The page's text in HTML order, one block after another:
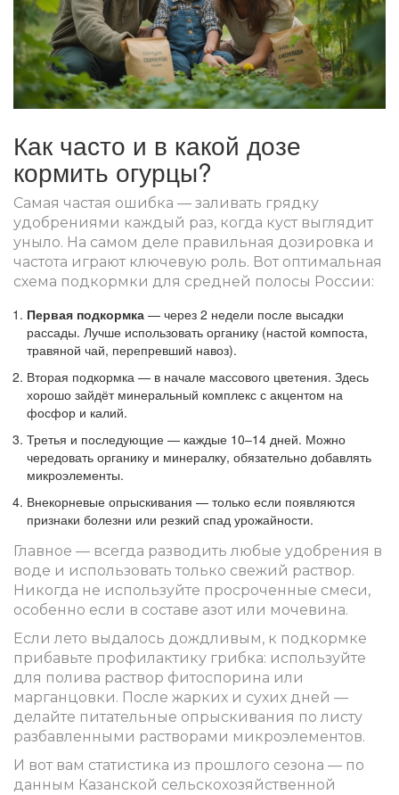
Как часто и в какой дозе
кормить огурцы?
Самая частая ошибка — заливать грядку
удобрениями каждый раз, когда куст выглядит
уныло. На самом деле правильная дозировка и
частота играют ключевую роль. Вот оптимальная
схема подкормки для средней полосы России:
Первая подкормка — через 2 недели после высадки
рассады. Лучше использовать органику (настой компоста,
травяной чай, перепревший навоз).
Вторая подкормка — в начале массового цветения. Здесь
хорошо зайдёт минеральный комплекс с акцентом на
фосфор и калий.
Третья и последующие — каждые 10–14 дней. Можно
чередовать органику и минералку, обязательно добавлять
микроэлементы.
Внекорневые опрыскивания — только если появляются
признаки болезни или резкий спад урожайности.
Главное — всегда разводить любые удобрения в
воде и использовать только свежий раствор.
Никогда не используйте просроченные смеси,
особенно если в составе азот или мочевина.
Если лето выдалось дождливым, к подкормке
прибавьте профилактику грибка: используйте
для полива раствор фитоспорина или
марганцовки. После жарких и сухих дней —
делайте питательные опрыскивания по листу
разбавленными растворами микроэлементов.
И вот вам статистика из прошлого сезона — по
данным Казанской сельскохозяйственной